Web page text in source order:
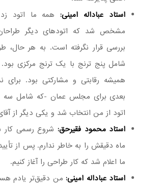
استاد عباداله امینی:همه ما اتود
مشخص شد که اتودهای دیگر
بررسی قرار نگرفته است. به هر حال،
شامل پنج ترنج با یک ترنج مرکزی بود.
همیشه رقابتی و مشارکتی بود. برای
بعدی برای مجلس عمان -که شامل سه
اتود از من انتخاب شد و یکی دیگر از
استاد محمود فقیرحق:
ماه دقیقش را به خاطر ندارم. پس از
ما اعلام شد که کار طراحی را آغاز کنیم.
استاد عباداله امینی:من دقیق‌تر یادم